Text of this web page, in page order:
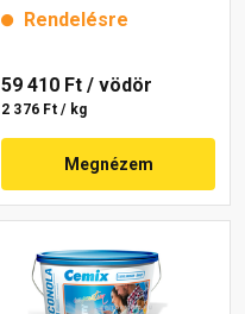
Rendelésre
59 410 Ft / vödör
2 376 Ft / kg
Megnézem